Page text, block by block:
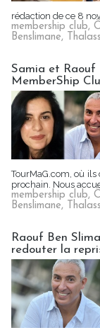
rédaction de ce 8
membership club,
Benslimane,
Samia et Raouf
MemberShip
TourMaG.com, où
prochain. Nous
membership club,
Benslimane,
Raouf Ben
redouter la